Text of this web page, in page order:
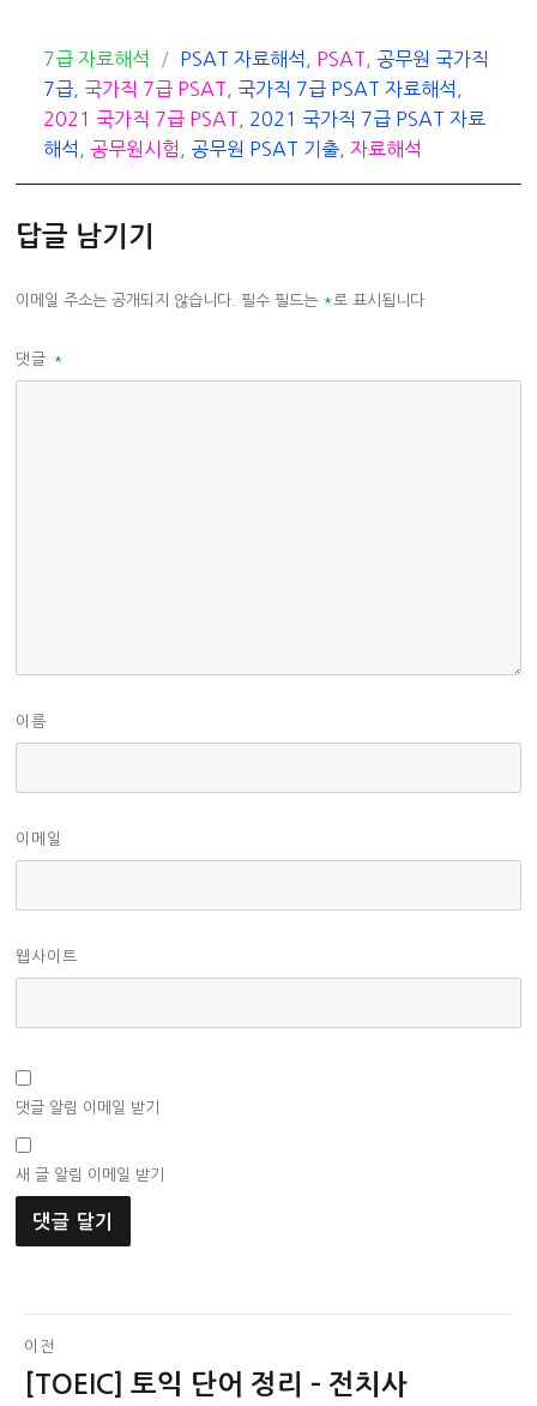
카
테
고
리
7급 자료해석
태
그
PSAT 자료해석 , PSAT, 공무원 국가직
7급, 국가직 7급 PSAT, 국가직 7급 PSAT 자료해석 ,
2021 국가직 7급 PSAT, 2021 국가직 7급 PSAT 자료
해석 , 공무원시험 , 공무원 PSAT 기출,자료해석
답글 남기기
이메일 주소는 공개되지 않습니다. 필수 필드는 *로 표시됩니다
댓글 *
이름
이메일
웹사이트
댓글 알림 이메일 받기
새 글 알림 이메일 받기
글
탐
이전
이[TOEIC] 토익 단어 정리 – 전치사